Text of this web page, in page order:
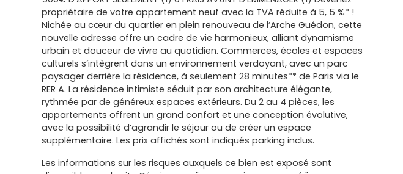
propriétaire de votre appartement neuf avec la TVA réduite à 5, 5 %* !
Nichée au cœur du quartier en plein renouveau de l’Arche Guédon, cette
nouvelle adresse offre un cadre de vie harmonieux, alliant dynamisme
urbain et douceur de vivre au quotidien. Commerces, écoles et espaces
culturels s’intègrent dans un environnement verdoyant, avec un parc
paysager derrière la résidence, à seulement 28 minutes** de Paris via le
RER A. La résidence intimiste séduit par son architecture élégante,
rythmée par de généreux espaces extérieurs. Du 2 au 4 pièces, les
appartements offrent un grand confort et une conception évolutive,
avec la possibilité d’agrandir le séjour ou de créer un espace
supplémentaire. Les prix affichés sont indiqués parking inclus.
Les informations sur les risques auxquels ce bien est exposé sont